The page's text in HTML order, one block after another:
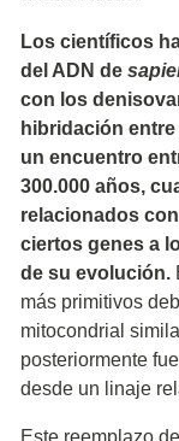
Los científicos
del ADN de
con los
hibridación
un encuentro
300.000 años,
relacionados
ciertos genes a
de su evolución.
más primitivos
mitocondrial
posteriormente
desde un linaje
Este reemplazo